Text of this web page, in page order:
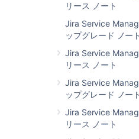
リース ノート
Jira Service
ップグレード ノート
Jira Service
リース ノート
Jira Service
ップグレード ノート
Jira Service
リース ノート
このバージョンではメニ
れました。変更点の概要
ピープルタブは、
になりました。
サービスデスク用
タ
タマーポータルの
設定 セクションで
タイプの設定は、
ョンで管理します。